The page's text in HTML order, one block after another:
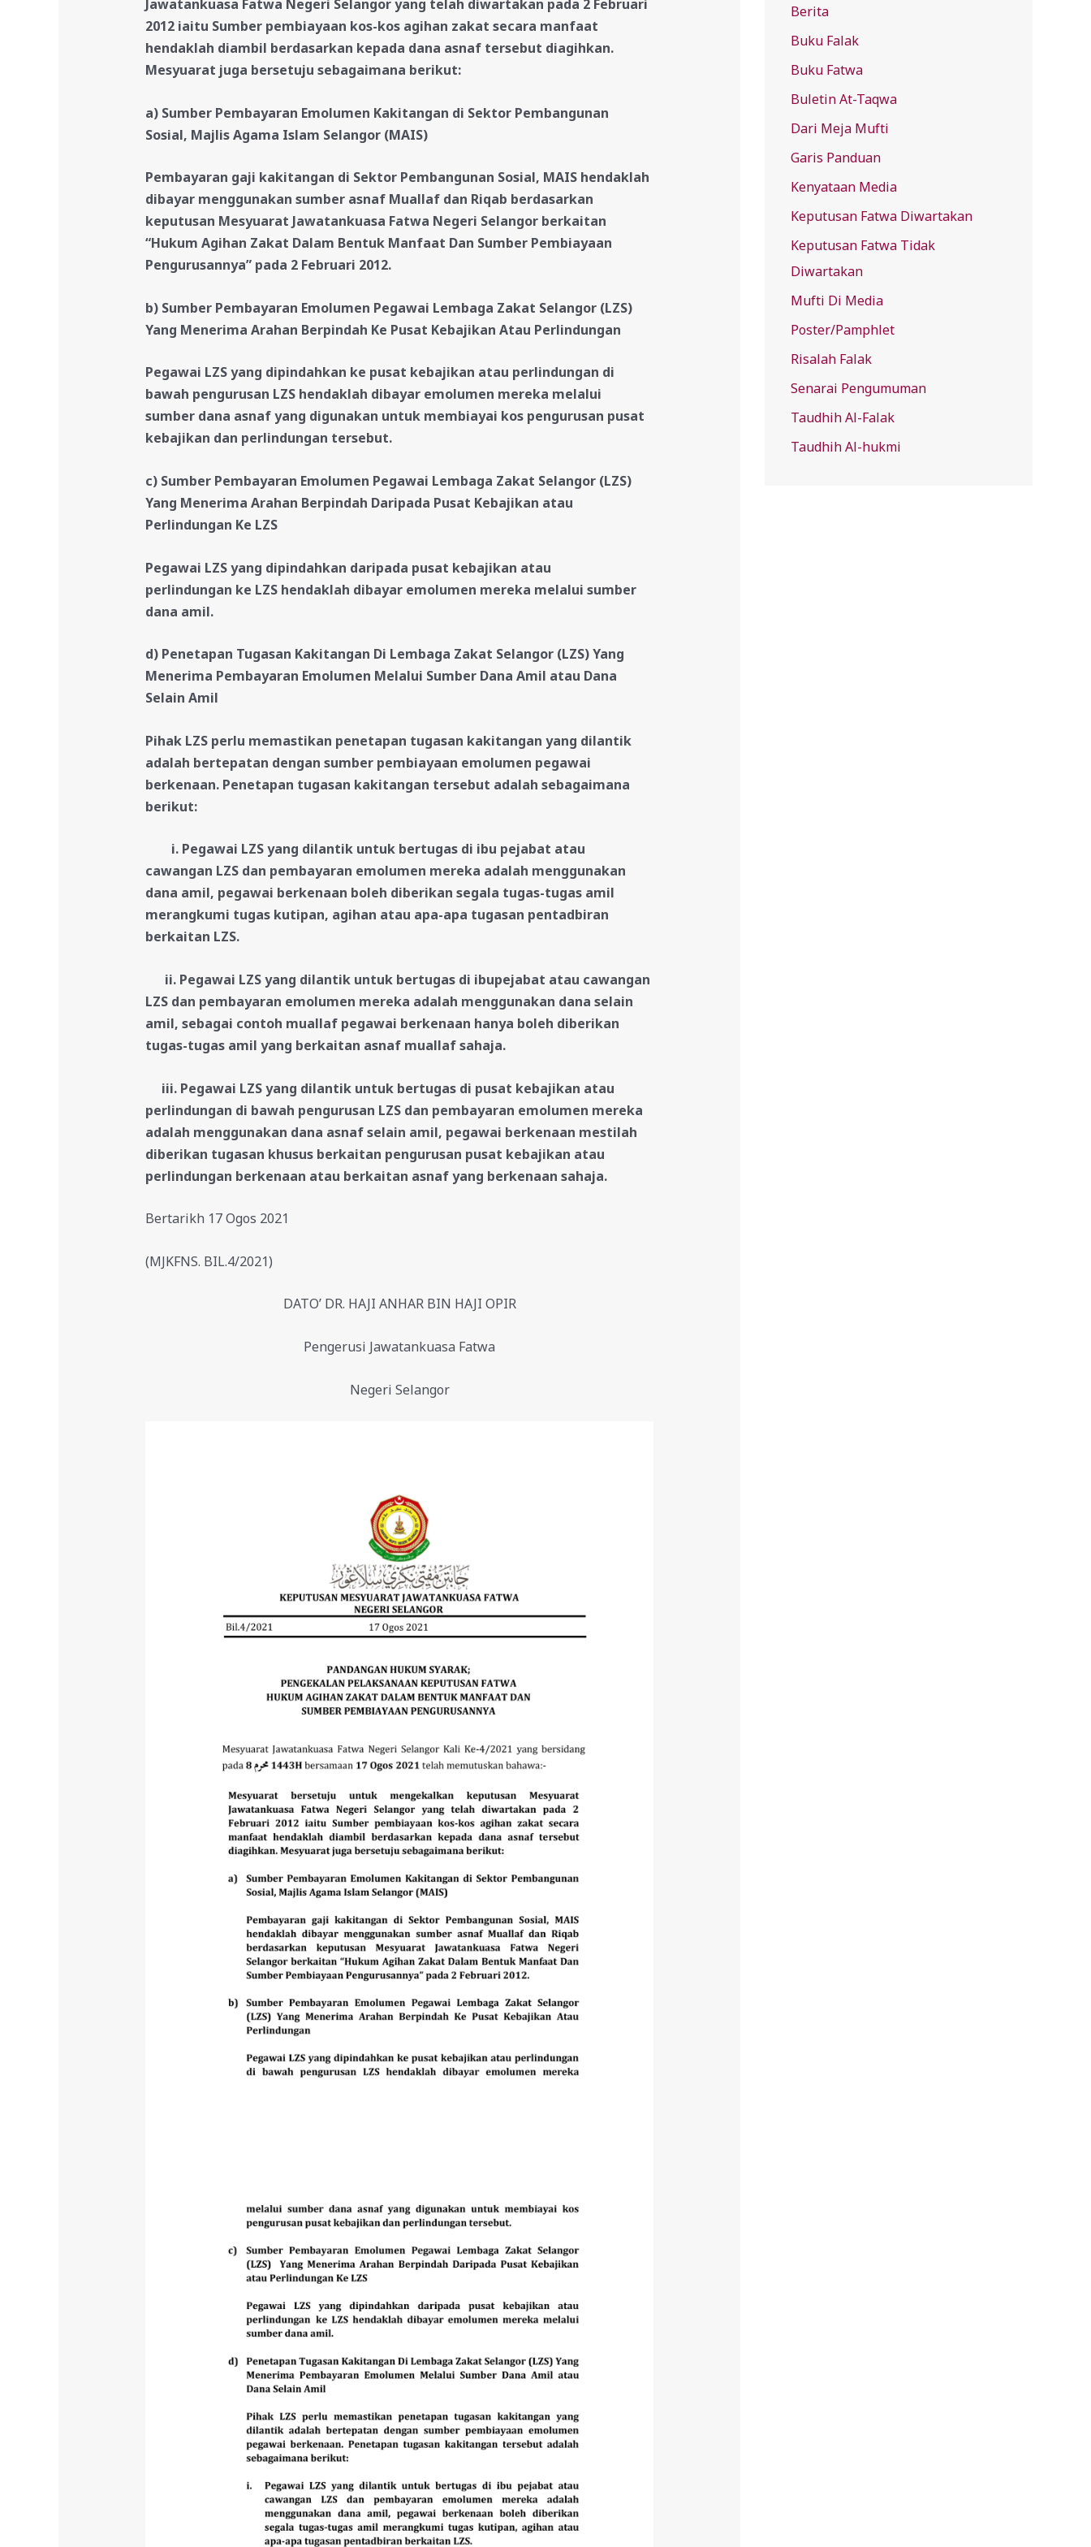
Jawatankuasa Fatwa Negeri Selangor yang telah diwartakan pada 2 Februari
2012 iaitu Sumber pembiayaan kos-kos agihan zakat secara manfaat
hendaklah diambil berdasarkan kepada dana asnaf tersebut diagihkan.
Mesyuarat juga bersetuju sebagaimana berikut:
a) Sumber Pembayaran Emolumen Kakitangan di Sektor Pembangunan
Sosial, Majlis Agama Islam Selangor (MAIS)
Pembayaran gaji kakitangan di Sektor Pembangunan Sosial, MAIS hendaklah
dibayar menggunakan sumber asnaf Muallaf dan Riqab berdasarkan
keputusan Mesyuarat Jawatankuasa Fatwa Negeri Selangor berkaitan
“Hukum Agihan Zakat Dalam Bentuk Manfaat Dan Sumber Pembiayaan
Pengurusannya” pada 2 Februari 2012.
b) Sumber Pembayaran Emolumen Pegawai Lembaga Zakat Selangor (LZS)
Yang Menerima Arahan Berpindah Ke Pusat Kebajikan Atau Perlindungan
Pegawai LZS yang dipindahkan ke pusat kebajikan atau perlindungan di
bawah pengurusan LZS hendaklah dibayar emolumen mereka melalui
sumber dana asnaf yang digunakan untuk membiayai kos pengurusan pusat
kebajikan dan perlindungan tersebut.
c) Sumber Pembayaran Emolumen Pegawai Lembaga Zakat Selangor (LZS)
Yang Menerima Arahan Berpindah Daripada Pusat Kebajikan atau
Perlindungan Ke LZS
Pegawai LZS yang dipindahkan daripada pusat kebajikan atau
perlindungan ke LZS hendaklah dibayar emolumen mereka melalui sumber
dana amil.
d) Penetapan Tugasan Kakitangan Di Lembaga Zakat Selangor (LZS) Yang
Menerima Pembayaran Emolumen Melalui Sumber Dana Amil atau Dana
Selain Amil
Pihak LZS perlu memastikan penetapan tugasan kakitangan yang dilantik
adalah bertepatan dengan sumber pembiayaan emolumen pegawai
berkenaan. Penetapan tugasan kakitangan tersebut adalah sebagaimana
berikut:
i. Pegawai LZS yang dilantik untuk bertugas di ibu pejabat atau
cawangan LZS dan pembayaran emolumen mereka adalah menggunakan
dana amil, pegawai berkenaan boleh diberikan segala tugas-tugas amil
merangkumi tugas kutipan, agihan atau apa-apa tugasan pentadbiran
berkaitan LZS.
ii. Pegawai LZS yang dilantik untuk bertugas di ibupejabat atau cawangan
LZS dan pembayaran emolumen mereka adalah menggunakan dana selain
amil, sebagai contoh muallaf pegawai berkenaan hanya boleh diberikan
tugas-tugas amil yang berkaitan asnaf muallaf sahaja.
iii. Pegawai LZS yang dilantik untuk bertugas di pusat kebajikan atau
perlindungan di bawah pengurusan LZS dan pembayaran emolumen mereka
adalah menggunakan dana asnaf selain amil, pegawai berkenaan mestilah
diberikan tugasan khusus berkaitan pengurusan pusat kebajikan atau
perlindungan berkenaan atau berkaitan asnaf yang berkenaan sahaja.
Bertarikh 17 Ogos 2021
(MJKFNS. BIL.4/2021)
DATO’ DR. HAJI ANHAR BIN HAJI OPIR
Pengerusi Jawatankuasa Fatwa
Negeri Selangor
f
o
r
:
Berita
Buku Falak
Buku Fatwa
Buletin At-Taqwa
Dari Meja Mufti
Garis Panduan
Kenyataan Media
Keputusan Fatwa Diwartakan
Keputusan Fatwa Tidak
Diwartakan
Mufti Di Media
Poster/Pamphlet
Risalah Falak
Senarai Pengumuman
Taudhih Al-Falak
Taudhih Al-hukmi